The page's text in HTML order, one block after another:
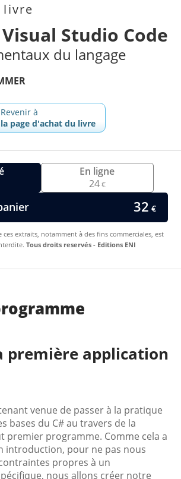
livre
Studio Code
du langage
Revenir à
la page d'achat du livre
En ligne
24€
32 €
extraits, notamment à des fins commerciales, est
Tous droits reservés - Editions ENI
première application
venue de passer à la pratique
bases du C# au travers de la
premier programme. Comme cela a
introduction, pour ne pas nous
propres à un
nous allons créer notre